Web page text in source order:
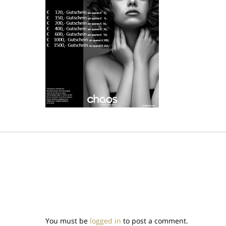
You must be logged in to post a comment.